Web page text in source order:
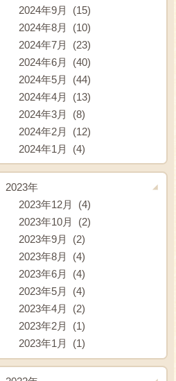
2024年9月 (15)
2024年8月 (10)
2024年7月 (23)
2024年6月 (40)
2024年5月 (44)
2024年4月 (13)
2024年3月 (8)
2024年2月 (12)
2024年1月 (4)
2023年
2023年12月 (4)
2023年10月 (2)
2023年9月 (2)
2023年8月 (4)
2023年6月 (4)
2023年5月 (4)
2023年4月 (2)
2023年2月 (1)
2023年1月 (1)